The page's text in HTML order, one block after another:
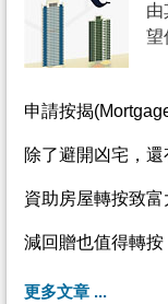
由
望
申請按揭
除了避開凶宅，
資助房屋轉按致富
減回贈也值得轉按
更多文章 ...